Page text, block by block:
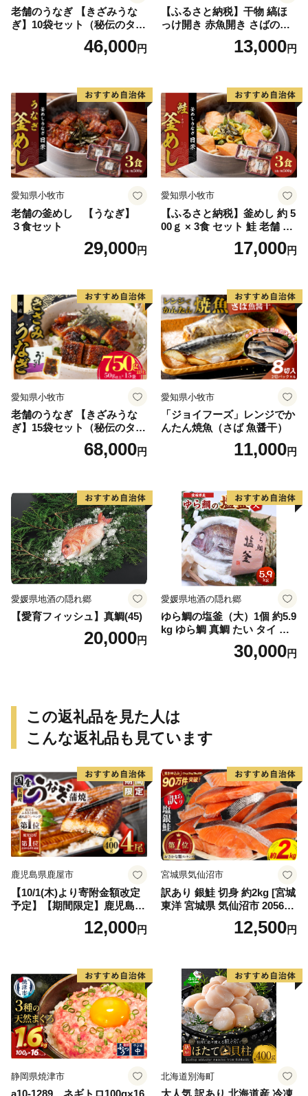
老舗のうなぎ 【きざみうな
ぎ】10袋セット（秘伝のタレ
46,000円
【ふるさと納税】干物 縞ほ
っけ開き 赤魚開き さばの開
き 魚醤干し 3種 セット 詰め
合わせ 魚 おかず 肉厚 おいし
取り寄せグルメ 魚醤 ナンプ
ラー 愛知県 小牧市 冷凍 送料
無料
13,000円
愛知県小牧市
老舗の釜めし 【うなぎ】
３食セット
29,000円
愛知県小牧市
【ふるさと納税】釜めし 約 5
00ｇ × 3食 セット 鮭 老舗 急
速冷凍 レンチン 時短 簡単調
理 食品 加工品 海鮮 手作り
り寄せグルメ 愛知県 小牧市
送料無料
17,000円
愛知県小牧市
老舗のうなぎ 【きざみうな
ぎ】15袋セット（秘伝のタレ
68,000円
愛知県小牧市
「ジョイフーズ」レンジでか
んたん焼魚（さば 魚醤干）
11,000円
愛媛県地酒の隠れ郷
【愛育フィッシュ】真鯛(45)
20,000円
愛媛県地酒の隠れ郷
ゆら鯛の塩釜（大）1個 約5.9
kg ゆら鯛 真鯛 たい タイ 鯛
塩釜焼き 塩釜 魚 魚介類 海鮮
祝い事 お祝い ハレの日 食品
30,000円
この返礼品を見た人は
こんな返礼品も見ています
鹿児島県鹿屋市
【10/1(木)より寄附金額改定
予定】【期間限定】鹿児島県
大隅産うなぎ蒲焼4尾（400
g） KN007-02312,000円
宮城県気仙沼市
訳あり 銀鮭 切身 約2kg [宮城
東洋 宮城県 気仙沼市 205649
91] 鮭 魚介類 海鮮 訳アリ 規
格外 不揃い さけ サケ 鮭切身
切り身 魚 わけあり
12,500円
静岡県焼津市 北海道別海町